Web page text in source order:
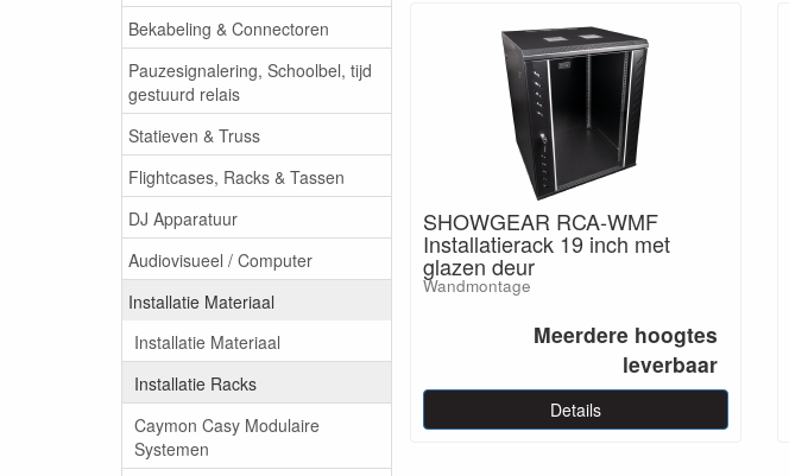
Bekabeling & Connectoren
Pauzesignalering, Schoolbel, tijd
gestuurd relais
Statieven & Truss
Flightcases, Racks & Tassen
DJ Apparatuur
Audiovisueel / Computer
Installatie Materiaal
Installatie Materiaal
Installatie Racks
Caymon Casy Modulaire
Systemen
SHOWGEAR RCA-WMF
Installatierack 19 inch met
glazen deur
Wandmontage
Meerdere hoogtes
leverbaar
Details